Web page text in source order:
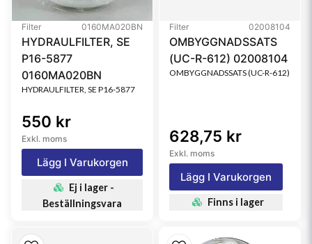
Filter 0160MA020BN
HYDRAULFILTER, SE
P16-5877
0160MA020BN
HYDRAULFILTER, SE P16-5877
550 kr
Exkl. moms
Lägg I Varukorgen
Ej i lager -
Beställningsvara
Filter 02008104
OMBYGGNADSSATS
(UC-R-612) 02008104
OMBYGGNADSSATS (UC-R-612)
628,75 kr
Exkl. moms
Lägg I Varukorgen
Finns i lager